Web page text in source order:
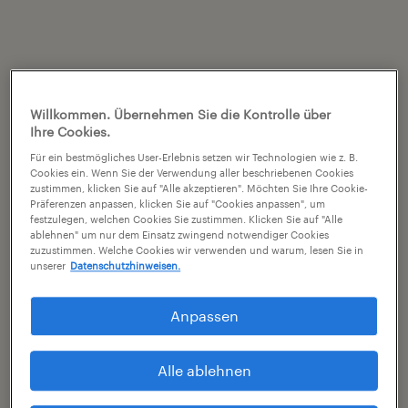
Willkommen. Übernehmen Sie die Kontrolle über
Ihre Cookies.
Für ein bestmögliches User-Erlebnis setzen wir Technologien wie z. B.
Cookies ein. Wenn Sie der Verwendung aller beschriebenen Cookies
zustimmen, klicken Sie auf "Alle akzeptieren". Möchten Sie Ihre Cookie-
Präferenzen anpassen, klicken Sie auf "Cookies anpassen", um
festzulegen, welchen Cookies Sie zustimmen. Klicken Sie auf "Alle
ablehnen" um nur dem Einsatz zwingend notwendiger Cookies
zuzustimmen. Welche Cookies wir verwenden und warum, lesen Sie in
unserer Datenschutzhinweisen.
Anpassen
Alle ablehnen